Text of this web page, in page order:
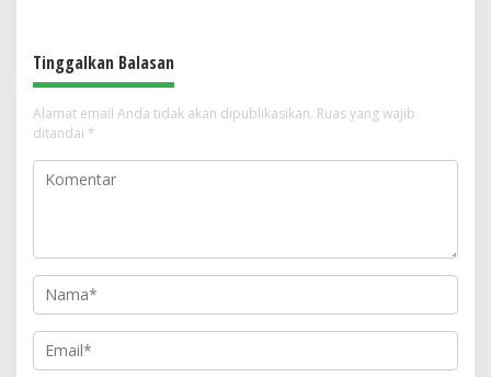
Tinggalkan Balasan
Alamat email Anda tidak akan dipublikasikan. Ruas yang wajib
ditandai *